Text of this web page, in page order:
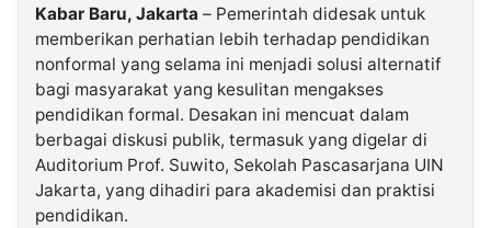
Kabarbaru.co
2026
Kabarbaru
Media
Holding
Kabar Baru, Jakarta – Pemerintah didesak untuk
memberikan perhatian lebih terhadap pendidikan
nonformal yang selama ini menjadi solusi alternatif
bagi masyarakat yang kesulitan mengakses
pendidikan formal. Desakan ini mencuat dalam
berbagai diskusi publik, termasuk yang digelar di
Auditorium Prof. Suwito, Sekolah Pascasarjana UIN
Jakarta, yang dihadiri para akademisi dan praktisi
pendidikan.